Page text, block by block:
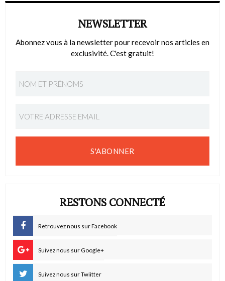
NEWSLETTER
Abonnez vous à la newsletter pour recevoir nos articles en
exclusivité. C'est gratuit!
S'ABONNER
RESTONS CONNECTÉ
Retrouvez nous sur Facebook
Suivez nous sur Google+
Suivez nous sur Twiitter